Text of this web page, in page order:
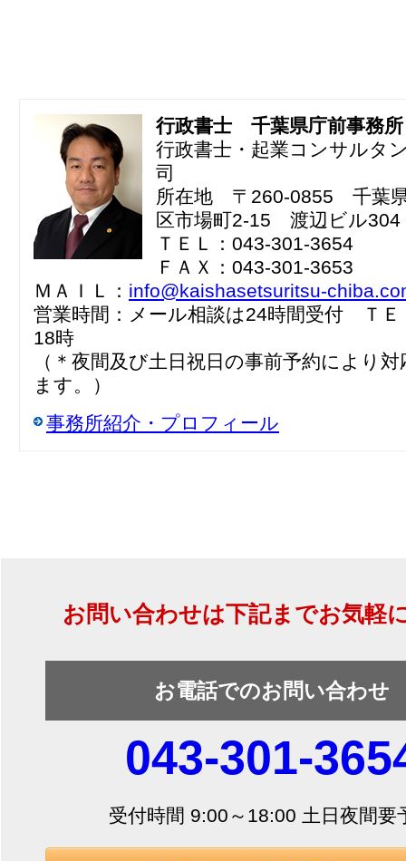
行政書士 千葉県庁前事務所
行政書士・起業コンサルタ
司
所在地 〒260-0855 千葉
区市場町2-15 渡辺ビル304
ＴＥＬ：043-301-3654
ＦＡＸ：043-301-3653
ＭＡＩＬ： info@kaishasetsuritsu-
営業時間：メール相談は24時間受付 ＴＥ
18時
（＊夜間及び土日祝日の事前予約により
ます。）
事務所紹介・プロフィール
お問い合わせは下記までお気軽
お電話でのお問い合わせ
043-301-
受付時間 9:00～18:00 土日夜間要